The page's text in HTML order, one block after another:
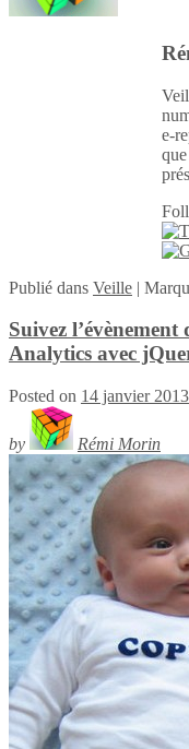
e-
Publié dans Veille |
Suivez
Analytics avec
Posted on 14 janvier 2013
by Rémi Morin